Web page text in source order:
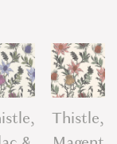
Thistle,